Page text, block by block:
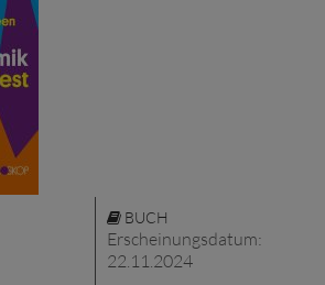
BUCH
Erscheinungsdatum:
22.11.2024